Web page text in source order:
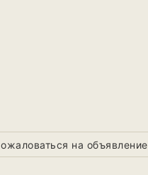
на объявление